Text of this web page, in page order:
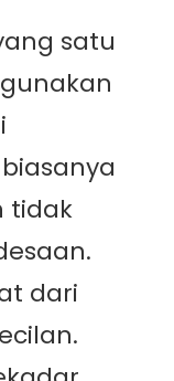
satu
tidak
dari